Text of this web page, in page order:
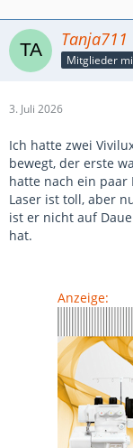
Tanja711
3. Juli 2026
Ich hatte zwei
bewegt, der erste
hatte nach ein paar
Laser ist toll, aber
ist er nicht auf
hat.
Anzeige: